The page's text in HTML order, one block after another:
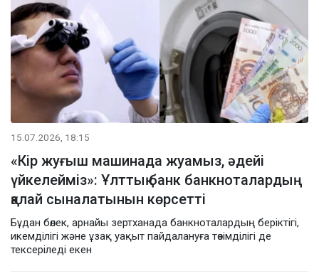
15.07.2026, 18:15
«Кір жуғыш машинада жуамыз, әдейі
үйкелейміз»: Ұлттық банк банкноталардың
қалай сыналатынын көрсетті
Бұдан бөлек, арнайы зертханада банкноталардың беріктігі,
икемділігі және ұзақ уақыт пайдалануға төзімділігі де
тексеріледі екен